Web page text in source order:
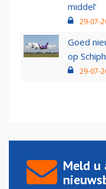
middel’
29-07-
Goed
op
29-07-
Meld u